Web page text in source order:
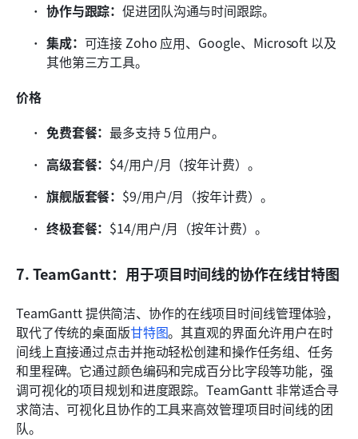
协作与跟踪：促进团队沟通与时间跟踪。
集成： 可连接 Zoho 应用、Google、Microsoft 以及
其他第三方工具。
价格
免费套餐：最多支持 5 位用户。
高级套餐： $4/用户/月（按年计费）。
旗舰版套餐： $9/用户/月（按年计费）。
终极套餐： $14/用户/月（按年计费）。
7. TeamGantt：用于项目时间线的协作在线甘特图
TeamGantt 提供简洁、协作的在线项目时间线管理体验，
取代了传统的桌面版甘特图。其直观的界面允许用户在时
间线上直接通过点击并拖动轻松创建和操作任务组、任务
和里程碑。它通过颜色编码和完成百分比字段等功能，强
调可视化的项目规划和进度跟踪。TeamGantt 非常适合寻
求简洁、可视化且协作的工具来高效管理项目时间线的团
队。